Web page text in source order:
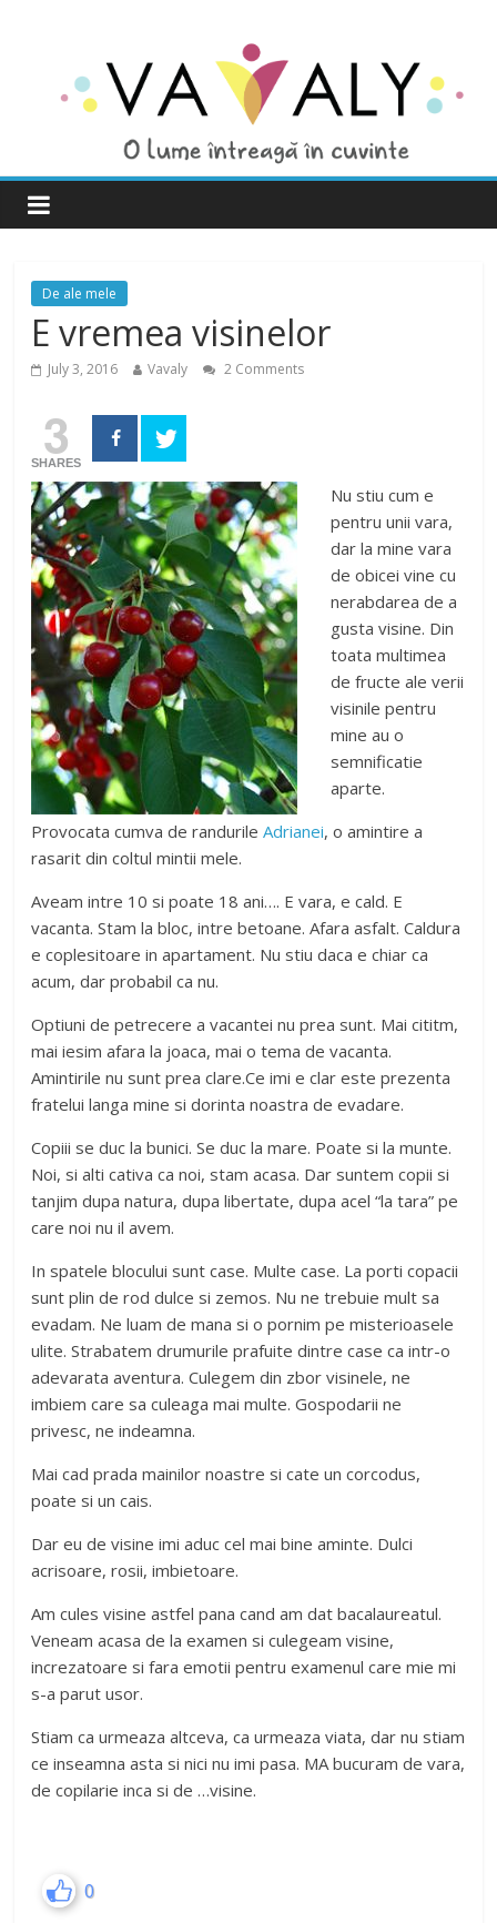
De ale mele
E vremea visinelor
July 3, 2016 Vavaly 2 Comments
3
SHARES
Nu stiu cum e
pentru unii vara,
dar la mine vara
de obicei vine cu
nerabdarea de a
gusta visine. Din
toata multimea
de fructe ale verii
visinile pentru
mine au o
semnificatie
aparte.
Provocata cumva de randurileAdrianei, o amintire a
rasarit din coltul mintii mele.
Aveam intre 10 si poate 18 ani…. E vara, e cald. E
vacanta. Stam la bloc, intre betoane. Afara asfalt. Caldura
e coplesitoare in apartament. Nu stiu daca e chiar ca
acum, dar probabil ca nu.
Optiuni de petrecere a vacantei nu prea sunt. Mai cititm,
mai iesim afara la joaca, mai o tema de vacanta.
Amintirile nu sunt prea clare.Ce imi e clar este prezenta
fratelui langa mine si dorinta noastra de evadare.
Copiii se duc la bunici. Se duc la mare. Poate si la munte.
Noi, si alti cativa ca noi, stam acasa. Dar suntem copii si
tanjim dupa natura, dupa libertate, dupa acel “la tara” pe
care noi nu il avem.
In spatele blocului sunt case. Multe case. La porti copacii
sunt plin de rod dulce si zemos. Nu ne trebuie mult sa
evadam. Ne luam de mana si o pornim pe misterioasele
ulite. Strabatem drumurile prafuite dintre case ca intr-o
adevarata aventura. Culegem din zbor visinele, ne
imbiem care sa culeaga mai multe. Gospodarii ne
privesc, ne indeamna.
Mai cad prada mainilor noastre si cate un corcodus,
poate si un cais.
Dar eu de visine imi aduc cel mai bine aminte. Dulci
acrisoare, rosii, imbietoare.
Am cules visine astfel pana cand am dat bacalaureatul.
Veneam acasa de la examen si culegeam visine,
increzatoare si fara emotii pentru examenul care mie mi
s-a parut usor.
Stiam ca urmeaza altceva, ca urmeaza viata, dar nu stiam
ce inseamna asta si nici nu imi pasa. MA bucuram de vara,
de copilarie inca si de …visine.
0